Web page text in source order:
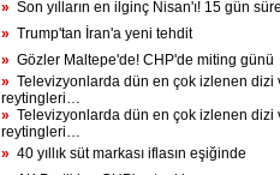
» Son yılların en ilginç Nisan'ı! 15 gün
» Trump'tan İran'a yeni tehdit
» Gözler Maltepe'de! CHP'de miting günü
» Televizyonlarda dün en çok izlenen dizi
reytingleri…
» Televizyonlarda dün en çok izlenen dizi
reytingleri…
» 40 yıllık süt markası iflasın eşiğinde